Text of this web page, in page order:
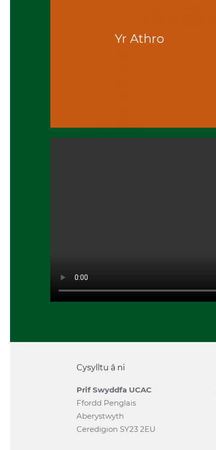
Yr Athro
Cysylltu â ni
Prif Swyddfa UCAC
Ffordd Penglais
Aberystwyth
Ceredigion SY23 2EU